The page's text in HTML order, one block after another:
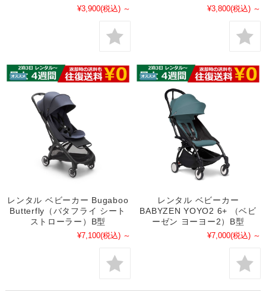
¥3,900(税込) ～ ¥3,800(税込) ～
レンタル ベビーカー Bugaboo
Butterfly（バタフライ シート
ストローラー）B型
¥7,100(税込) ～
レンタル ベビーカー
BABYZEN YOYO2 6+ （ベビ
ーゼン ヨーヨー2）B型
¥7,000(税込) ～